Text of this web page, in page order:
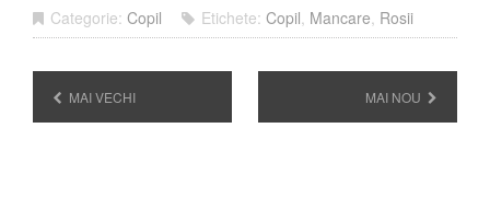
Categorie: Copil Etichete: Copil, Mancare, Rosii
MAI VECHI MAI NOU